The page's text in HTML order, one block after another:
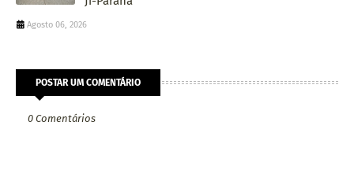
Agosto 06, 2026
POSTAR UM COMENTÁRIO
0 Comentários